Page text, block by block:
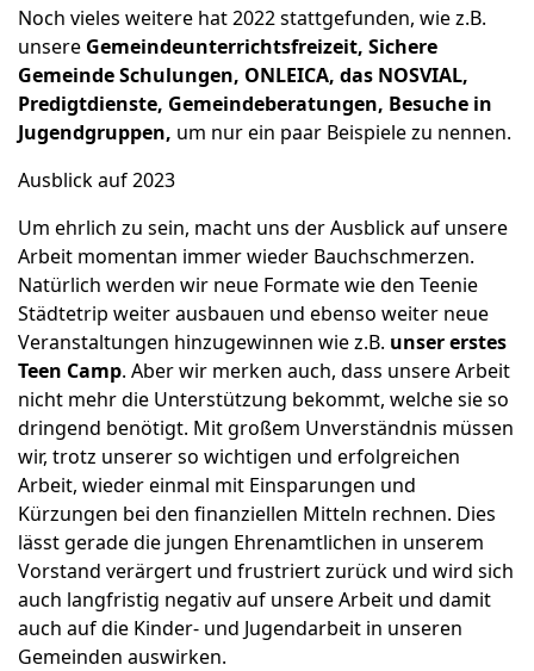
Noch vieles weitere hat 2022 stattgefunden, wie z.B.
unsere Gemeindeunterrichtsfreizeit, Sichere
Gemeinde Schulungen, ONLEICA, das NOSVIAL,
Predigtdienste, Gemeindeberatungen, Besuche in
Jugendgruppen, um nur ein paar Beispiele zu nennen.
Ausblick auf 2023
Um ehrlich zu sein, macht uns der Ausblick auf unsere
Arbeit momentan immer wieder Bauchschmerzen.
Natürlich werden wir neue Formate wie den Teenie
Städtetrip weiter ausbauen und ebenso weiter neue
Veranstaltungen hinzugewinnen wie z.B. unser erstes
Teen Camp. Aber wir merken auch, dass unsere Arbeit
nicht mehr die Unterstützung bekommt, welche sie so
dringend benötigt. Mit großem Unverständnis müssen
wir, trotz unserer so wichtigen und erfolgreichen
Arbeit, wieder einmal mit Einsparungen und
Kürzungen bei den finanziellen Mitteln rechnen. Dies
lässt gerade die jungen Ehrenamtlichen in unserem
Vorstand verärgert und frustriert zurück und wird sich
auch langfristig negativ auf unsere Arbeit und damit
auch auf die Kinder- und Jugendarbeit in unseren
Gemeinden auswirken.